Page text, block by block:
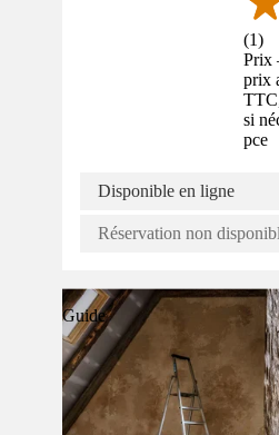
(1)
Prix
prix
si
pce
Disponible en ligne
Réservation non
Guide